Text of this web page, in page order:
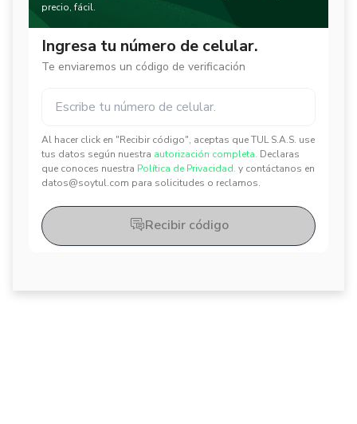
precio, fácil.
Ingresa tu número de celular.
Te enviaremos un código de verificación
Al hacer click en "Recibir código", aceptas que TUL S.A.S. use
tus datos según nuestra autorización completa. Declaras
que conoces nuestra Política de Privacidad. y contáctanos en
datos@soytul.com para solicitudes o reclamos.
✕
✕
Recibir código